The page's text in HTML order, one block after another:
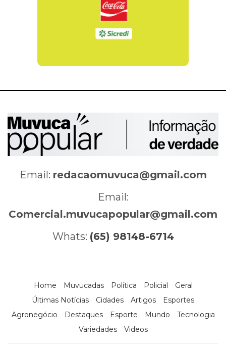
Email: redacaomuvuca@gmail.com
Email:
Comercial.muvucapopular@gmail.com
Whats: (65) 98148-6714
Home Muvucadas Política Policial
Geral
Últimas Notícias
Cidades Artigos
Esportes
Agronegócio
Destaques Esporte Mundo
Tecnologia
Variedades
Videos